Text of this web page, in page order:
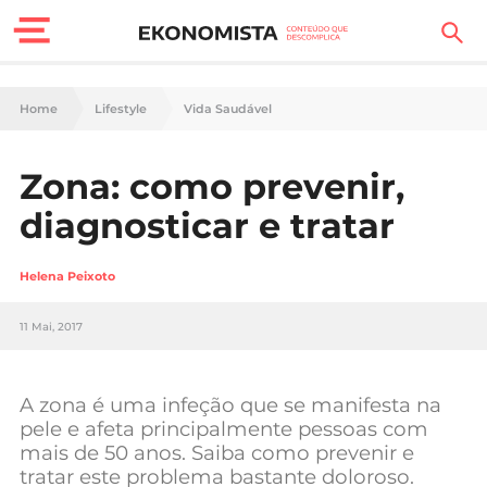
Finanças Pessoais
Carreira
Casa
Tecnologia
Negócios
Home Lifestyle Vida Saudável
Zona: como prevenir,
diagnosticar e tratar
Helena Peixoto
11 Mai, 2017
A zona é uma infeção que se manifesta na
pele e afeta principalmente pessoas com
mais de 50 anos. Saiba como prevenir e
tratar este problema bastante doloroso.